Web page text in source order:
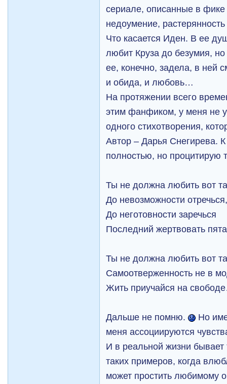
сериале, описанные в
недоумение,
Что касается Иден. В ее
любит Круза до безумия,
ее, конечно, задела, в ней
и обида, и любовь…
На протяжении всего
этим фанфиком, у меня не
одного стихотворения,
Автор – Дарья Снегирева.
полностью, но процитирую
Ты не должна любить вот
До невозможности
До неготовности заречься
Последний жертвовать
Ты не должна любить вот
Самоотверженность не в
Жить приучайся на
Дальше не помню.
Но
меня ассоциируются
И в реальной жизни
таких примеров, когда
может простить любимому